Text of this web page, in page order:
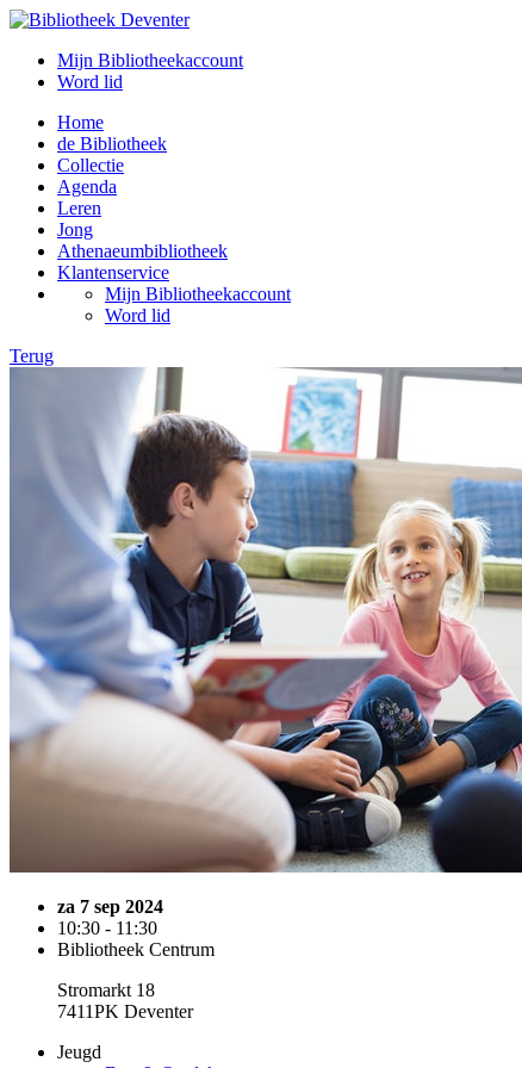
Mijn Bibliotheekaccount
Word lid
Home
de Bibliotheek
Collectie
Agenda
Leren
Jong
Athenaeumbibliotheek
Klantenservice
Mijn Bibliotheekaccount
Word lid
Terug
za 7 sep 2024
10:30 - 11:30
Bibliotheek Centrum
Stromarkt 18
7411PK Deventer
Jeugd